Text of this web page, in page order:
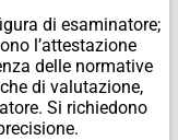
di esaminatore;
l’attestazione
delle normative
di valutazione,
Si richiedono